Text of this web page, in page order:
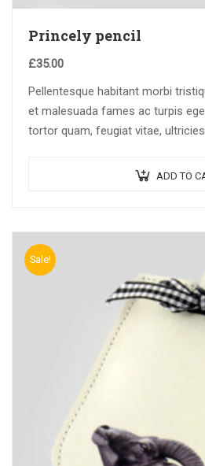
Princely pencil
£35.00
Pellentesque habitant morbi
et malesuada fames ac turpis
tortor quam, feugiat vitae,
ADD TO
Sale!